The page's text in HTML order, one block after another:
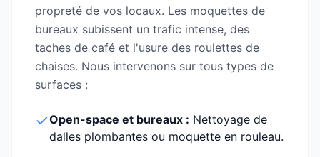
propreté de vos locaux. Les moquettes de
bureaux subissent un trafic intense, des
taches de café et l'usure des roulettes de
chaises. Nous intervenons sur tous types de
surfaces :
Open-space et bureaux : Nettoyage de
dalles plombantes ou moquette en rouleau.